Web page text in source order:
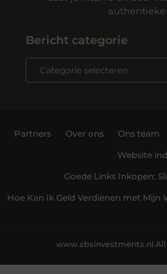
authentieke
Bericht categorie
Partners Over ons Ons team
Website
Goede Links Inkopen:
Hoe Kan Ik Geld Verdienen met Mijn
All
www.sbsinvestments.nl.